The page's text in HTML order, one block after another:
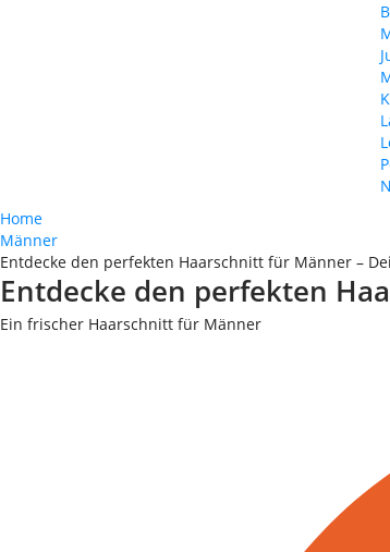
Home
Männer
Entdecke den perfekten Haarschnitt für Männer –
Entdecke den perfekten
Ein frischer Haarschnitt für Männer